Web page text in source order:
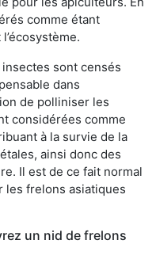
comme étant
sont censés
dans
de polliniser les
considérées comme
à la survie de la
ainsi donc des
Il est de ce fait normal
les frelons asiatiques
un nid de frelons